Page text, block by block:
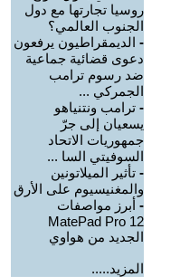
روسيا تجارتها مع دول
الجنوب العالمي؟
- الديمقراطيون يرفعون
دعوى قضائية جماعية
ضد رسوم ترامب
الجمركي ...
- ترامب ونتنياهو
يسعيان إلى جرّ
جمهوريات الاتحاد
السوفيتي السا ...
- تأثير الميلاتونين
والمغنيسيوم على الأرق
- أبرز مواصفات
MatePad Pro 12
الجديد من هواوي
المزيد.....